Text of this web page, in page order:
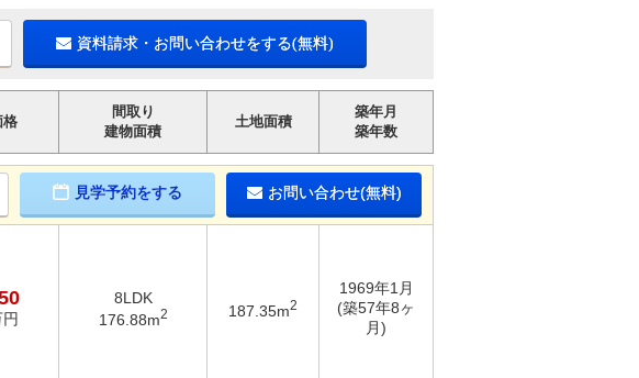
資料請求・お問い合わせをする(無料)
格
間取り
建物面積
土地面積
築年月
築年数
見学予約をする お問い合わせ(無料)
8LDK
176.88m2 187.35m2
1969年1月
(築57年8ヶ
月)